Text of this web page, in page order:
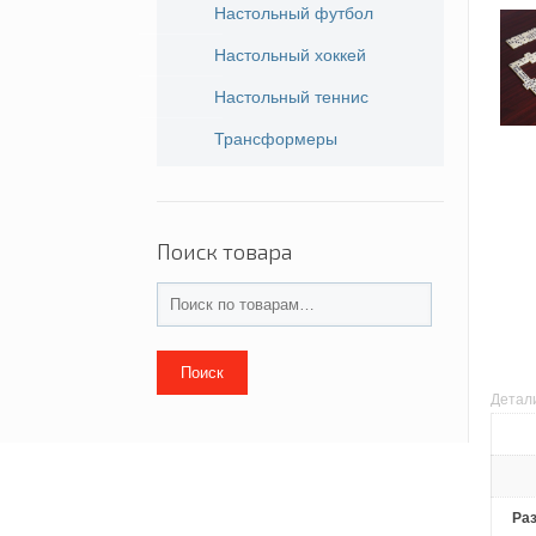
Настольный футбол
Настольный хоккей
Настольный теннис
Трансформеры
Поиск товара
Поиск